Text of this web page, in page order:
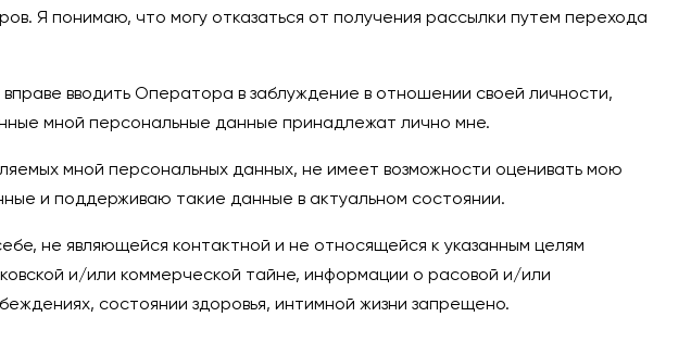
Я понимаю, что могу отказаться от получения рассылки путем перехода
вводить Оператора в заблуждение в отношении своей личности,
мной персональные данные принадлежат лично мне.
мной персональных данных, не имеет возможности оценивать мою
и поддерживаю такие данные в актуальном состоянии.
не являющейся контактной и не относящейся к указанным целям
и/или коммерческой тайне, информации о расовой и/или
состоянии здоровья, интимной жизни запрещено.